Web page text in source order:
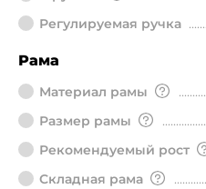
Регулируемая ручка
Рама
Материал рамы
Размер рамы
Рекомендуемый рост
Складная рама